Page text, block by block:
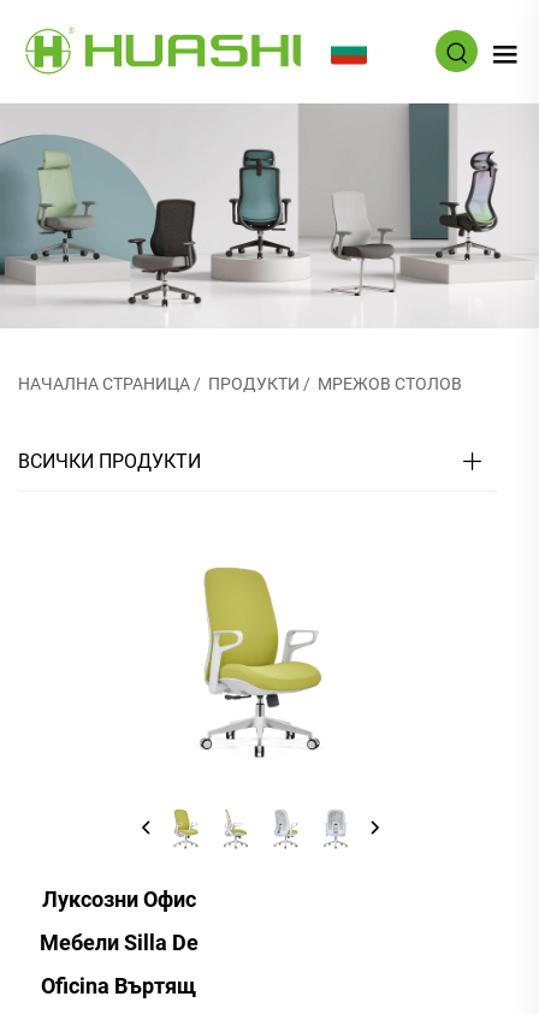
НАЧАЛНА СТРАНИЦА / ПРОДУКТИ / МРЕЖОВ СТОЛОВ
ВСИЧКИ ПРОДУКТИ
Луксозни Офис
Мебели Silla De
Oficina Въртящ